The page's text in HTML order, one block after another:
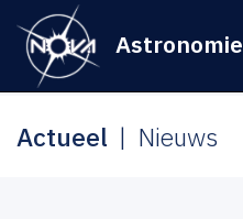
Astronomie
Actueel Nieuws